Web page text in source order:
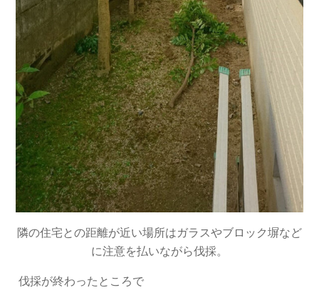
隣の住宅との距離が近い場所はガラスやブロック塀など
に注意を払いながら伐採。
伐採が終わったところで